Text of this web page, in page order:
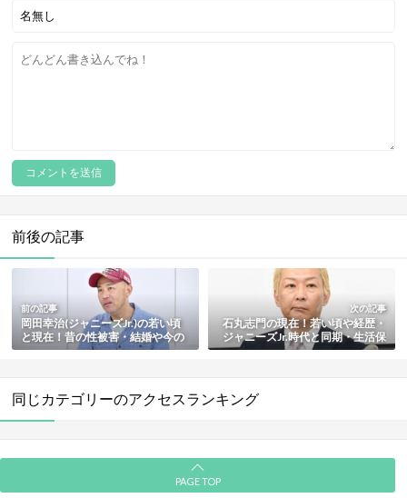
前後の記事
前の記事
岡田幸治(ジャニーズJr.)の若い頃
と現在！昔の性被害・結婚や今の
活動まとめ
次の記事
石丸志門の現在！若い頃や経歴・
ジャニーズJr.時代と同期・生活保
護や今の活動まとめ
同じカテゴリーのアクセスランキング
PAGE TOP